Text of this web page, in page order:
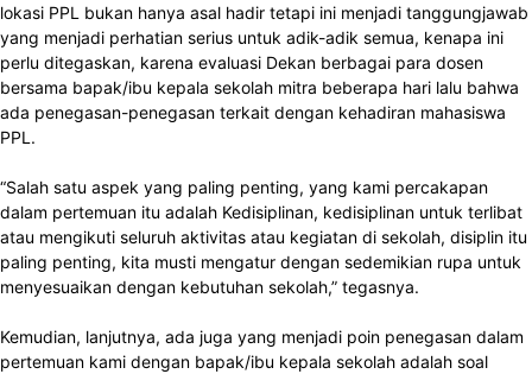
lokasi PPL bukan hanya asal hadir tetapi ini menjadi tanggungjawab
yang menjadi perhatian serius untuk adik-adik semua, kenapa ini
perlu ditegaskan, karena evaluasi Dekan berbagai para dosen
bersama bapak/ibu kepala sekolah mitra beberapa hari lalu bahwa
ada penegasan-penegasan terkait dengan kehadiran mahasiswa
PPL.
“Salah satu aspek yang paling penting, yang kami percakapan
dalam pertemuan itu adalah Kedisiplinan, kedisiplinan untuk terlibat
atau mengikuti seluruh aktivitas atau kegiatan di sekolah, disiplin itu
paling penting, kita musti mengatur dengan sedemikian rupa untuk
menyesuaikan dengan kebutuhan sekolah,” tegasnya.
Kemudian, lanjutnya, ada juga yang menjadi poin penegasan dalam
pertemuan kami dengan bapak/ibu kepala sekolah adalah soal